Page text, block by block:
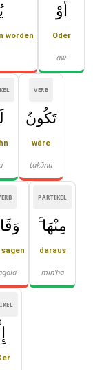
أَوْ
Oder
aw
worden
VERB
تَكُونُ
wäre
takūnu
PARTIKEL
مِنْهَا ۚ
daraus
min'hā
sagen